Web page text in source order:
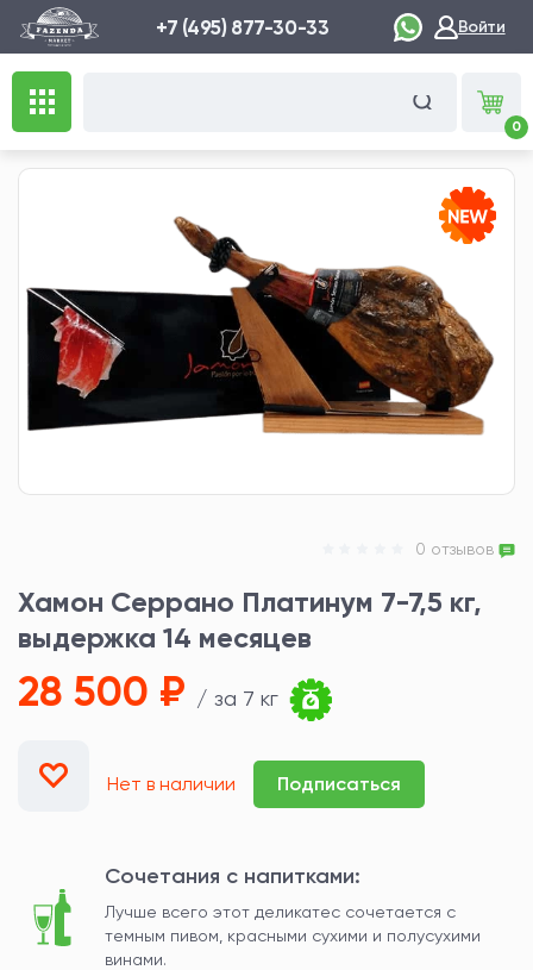
+7 (495) 877-30-33 Войти
0
0 отзывов
Хамон Серрано Платинум 7-7,5 кг,
выдержка 14 месяцев
28 500 ₽ / за 7 кг
Нет в наличии Подписаться
Сочетания с напитками:
Лучше всего этот деликатес сочетается с
темным пивом, красными сухими и полусухими
винами.